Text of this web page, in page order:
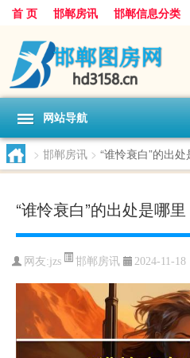
首 页 邯郸房讯 邯郸信息分类
网站导航
> 邯郸房讯 > “谁怜衰白”的出处
“谁怜衰白”的出处是哪里
网友:jzs 邯郸房讯 2024-11-18